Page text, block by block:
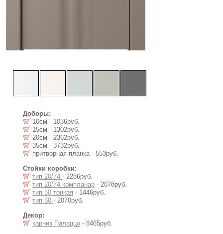
Доборы:
10см - 1036руб.
15см - 1302руб.
20см - 2362руб.
35см - 3732руб.
притворная планка - 553руб.
Стойки коробки:
тип 20/74 - 2286руб.
тип 20/74 компланар - 2078руб.
тип 50 тонкая - 1446руб.
тип 60 - 2070руб.
Декор:
карниз Палаццо - 8465руб.